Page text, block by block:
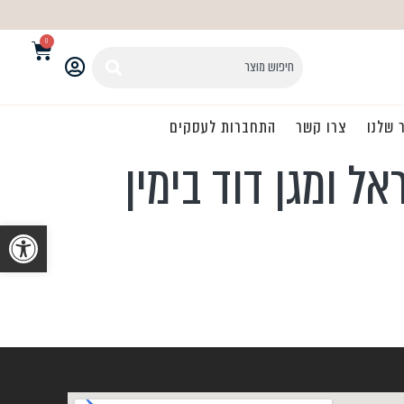
פתח סרגל
0
שלנו צרו קשר התחברות לעסקים
ומגן דוד בימין